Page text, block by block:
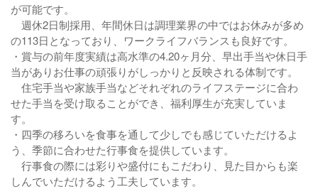
が可能です。
週休2日制採用、年間休日は調理業界の中ではお休みが多め
の113日となっており、ワークライフバランスも良好です。
・賞与の前年度実績は高水準の4.20ヶ月分、早出手当や休日手
当がありお仕事の頑張りがしっかりと反映される体制です。
住宅手当や家族手当などそれぞれのライフステージに合わ
せた手当を受け取ることができ、福利厚生が充実していま
す。
・四季の移ろいを食事を通して少しでも感じていただけるよ
う、季節に合わせた行事食を提供しています。
行事食の際には彩りや盛付にもこだわり、見た目からも楽
しんでいただけるよう工夫しています。